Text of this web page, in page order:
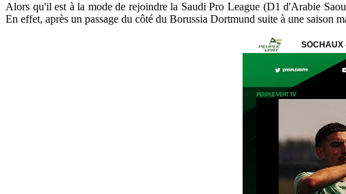
Alors qu'il est à la mode de rejoindre la Saudi Pro League (D1 d'Arabie
En effet, après un passage du côté du Borussia Dortmund suite à une saison